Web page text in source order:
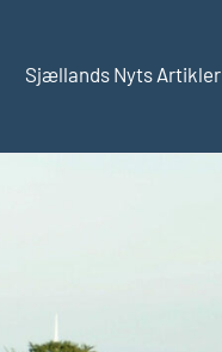
Sjællands Nyts Artikler